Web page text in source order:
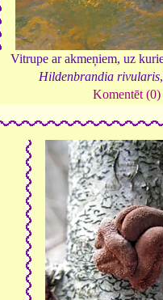
Vitrupe ar akmeņiem, uz
Hildenbrandia rivularis,
Komentēt (0)